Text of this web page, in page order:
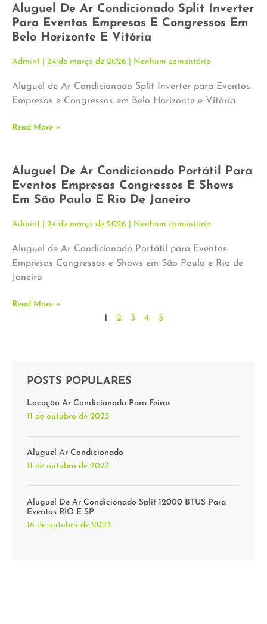
Aluguel De Ar Condicionado Split Inverter
Para Eventos Empresas E Congressos Em
Belo Horizonte E Vitória
Admin1 24 de março de 2026 Nenhum comentário
Aluguel de Ar Condicionado Split Inverter para Eventos
Empresas e Congressos em Belo Horizonte e Vitória
Read More »
Aluguel De Ar Condicionado Portátil Para
Eventos Empresas Congressos E Shows
Em São Paulo E Rio De Janeiro
Admin1 24 de março de 2026 Nenhum comentário
Aluguel de Ar Condicionado Portátil para Eventos
Empresas Congressos e Shows em São Paulo e Rio de
Janeiro
Read More »
1 2 3 4 5
POSTS POPULARES
Locação Ar Condicionada Para Feiras
11 de outubro de 2023
Aluguel Ar Condicionado
11 de outubro de 2023
Aluguel De Ar Condicionado Split 12000 BTUS Para
Eventos RIO E SP
16 de outubro de 2023